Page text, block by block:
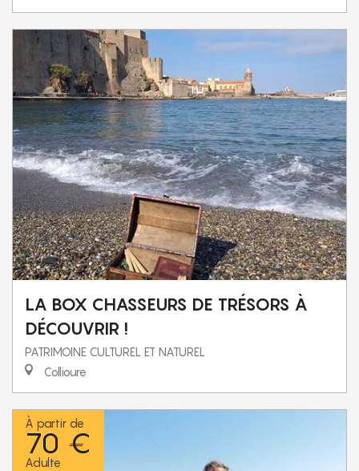
LA BOX CHASSEURS DE TRÉSORS À
DÉCOUVRIR !
PATRIMOINE CULTUREL ET NATUREL
Collioure
À partir de
70 €
Adulte